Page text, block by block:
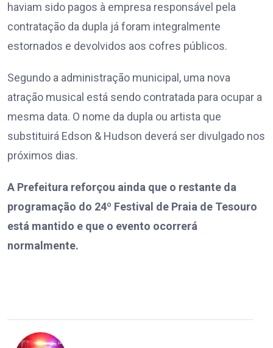
haviam sido pagos à empresa responsável pela
contratação da dupla já foram integralmente
estornados e devolvidos aos cofres públicos.
Segundo a administração municipal, uma nova
atração musical está sendo contratada para ocupar a
mesma data. O nome da dupla ou artista que
substituirá Edson & Hudson deverá ser divulgado nos
próximos dias.
A Prefeitura reforçou ainda que o restante da
programação do 24º Festival de Praia de Tesouro
está mantido e que o evento ocorrerá
normalmente.